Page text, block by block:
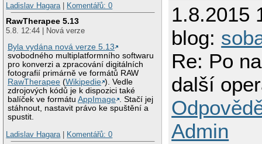
Ladislav Hagara| Komentářů: 0
RawTherapee 5.13
5.8. 12:44 | Nová verze
Byla vydána nová verze 5.13
svobodného multiplatformního softwaru
pro konverzi a zpracování digitálních
fotografií primárně ve formátů RAW
RawTherapee (Wikipedie ). Vedle
zdrojových kódů je k dispozici také
balíček ve formátuAppImage . Stačí jej
stáhnout, nastavit právo ke spuštění a
spustit.
Ladislav Hagara| Komentářů: 0
1.8.2015
blog:
Re: Po
další
Admin